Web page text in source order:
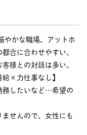
やかな職場、アットホ
合に合わせやすい、
様との対話は多い、
給×力仕事なし】
務したいなど…希望の
せんので、女性にも